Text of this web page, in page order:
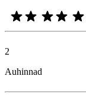
2
Auhinnad